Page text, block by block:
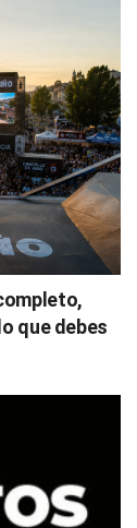
que debes